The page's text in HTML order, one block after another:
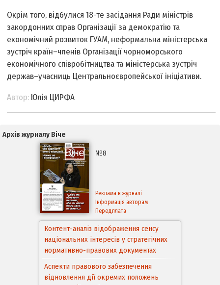
Окрім того, відбулися 18-те засідання Ради міністрів
закордонних справ Організації за демократію та
економічний розвиток ГУАМ, неформальна міністерська
зустріч країн–членів Організації чорноморського
економічного співробітництва та міністерська зустріч
держав–учасниць Центральноєвропейської ініціативи.
Автор: Юлія ЦИРФА
Архів журналу Віче
№8
Реклама в журналі
Інформація авторам
Передплата
Контент-аналіз відображення сенсу
національних інтересів у стратегічних
нормативно-правових документах
Аспекти правового забезпечення
відновлення дії окремих положень
Конституції України
Правовий механізм реалізації Угоди про